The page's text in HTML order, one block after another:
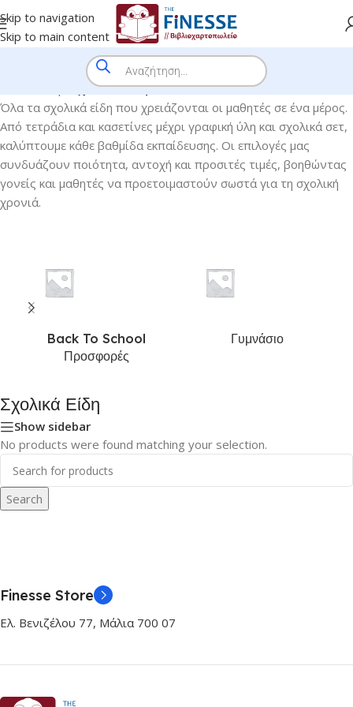
Skip to navigation
Skip to main content
Σχολικά Είδη
Όλα τα σχολικά είδη που χρειάζονται οι μαθητές σε ένα μέρος.
Από τετράδια και κασετίνες μέχρι γραφική ύλη και σχολικά σετ,
καλύπτουμε κάθε βαθμίδα εκπαίδευσης. Οι επιλογές μας
συνδυάζουν ποιότητα, αντοχή και προσιτές τιμές, βοηθώντας
γονείς και μαθητές να προετοιμαστούν σωστά για τη σχολική
χρονιά.
Back To School
Προσφορές
Γυμνάσιο
Σχολικά Είδη
Show sidebar
No products were found matching your selection.
Search
Finesse Store
Ελ. Βενιζέλου 77, Μάλια 700 07